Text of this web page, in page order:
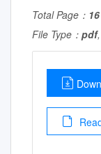
Total Page： 16
File Type： pdf